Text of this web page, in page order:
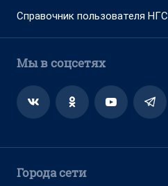
Справочник пользователя НГС
Мы в соцсетях
Города сети